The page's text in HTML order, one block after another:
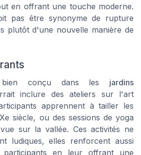
en offrant une touche moderne.
pas être synonyme de rupture
plutôt d'une nouvelle manière de
bien conçu dans les jardins
inclure des ateliers sur l'art
apprennent à tailler les
siècle, ou des sessions de yoga
sur la vallée. Ces activités ne
ludiques, elles renforcent aussi
participants en leur offrant une